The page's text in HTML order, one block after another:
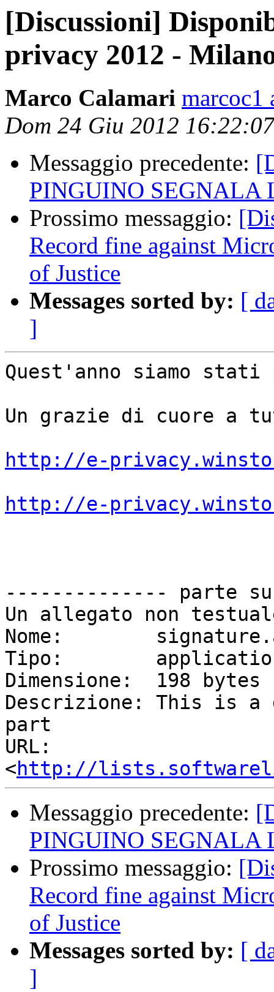
[Discussioni]
privacy 2012 -
Marco Calamari marcoc1
Dom 24 Giu 2012
Messaggio precedente:
PINGUINO SEGNALA
Prossimo messaggio:
Record fine against
of Justice
Messages sorted by: [
]
Quest'anno siamo
Un grazie di cuore a
http://e-
http://e-
-------------- parte
Un allegato non
Nome:
Tipo:
Dimensione:  198 bytes
Descrizione: This is a
part
URL:
<http://
Messaggio precedente:
PINGUINO SEGNALA
Prossimo messaggio:
Record fine against
of Justice
Messages sorted by: [
]